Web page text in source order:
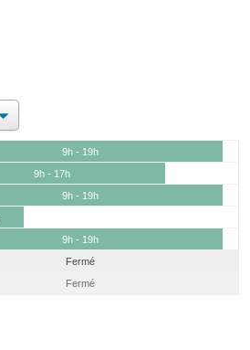
9h - 19h
9h - 17h
9h - 19h
9h - 19h
Fermé
Fermé